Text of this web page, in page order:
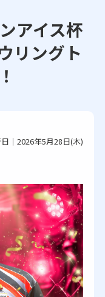
アイス杯
リングト
｜2026年5月28日(木)